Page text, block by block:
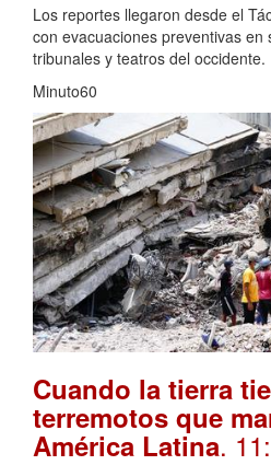
Los reportes llegaron desde el
con evacuaciones preventivas en
tribunales y teatros del occidente.
Minuto60
Cuando la tierra
terremotos que
América Latina.